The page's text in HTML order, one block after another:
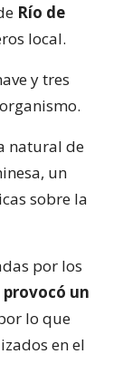
Río de
local.
y tres
natural de
un
sobre la
por los
un
lo que
en el